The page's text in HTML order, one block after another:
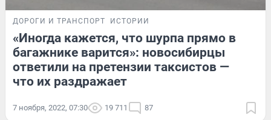
ДОРОГИ И ТРАНСПОРТ ИСТОРИИ
«Иногда кажется, что шурпа прямо в
багажнике варится»: новосибирцы
ответили на претензии таксистов —
что их раздражает
7 ноября, 2022, 07:30 19 711 87